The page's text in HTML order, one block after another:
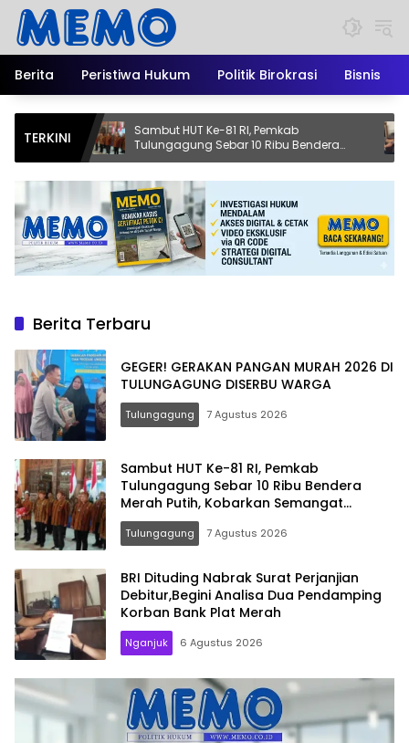
Langsung
konten
Berita
Peristiwa Hukum Politik Birokrasi Bisnis
TERKINI
Sambut HUT Ke-81 RI, Pemkab
Tulungagung Sebar 10 Ribu Bendera
Merah Putih, Kobarkan Semangat
BRI
Berita Terbaru
GEGER! GERAKAN PANGAN MURAH 2026 DI
TULUNGAGUNG DISERBU WARGA
Tulungagung 7 Agustus 2026
Sambut HUT Ke-81 RI, Pemkab
Tulungagung Sebar 10 Ribu Bendera
Merah Putih, Kobarkan Semangat
Nasionalisme Hingga Pelosok Desa
Tulungagung 7 Agustus 2026
BRI Dituding Nabrak Surat Perjanjian
Debitur,Begini Analisa Dua Pendamping
Korban Bank Plat Merah
Nganjuk 6 Agustus 2026
Memo.co.id
| Memberi
Inspirasi